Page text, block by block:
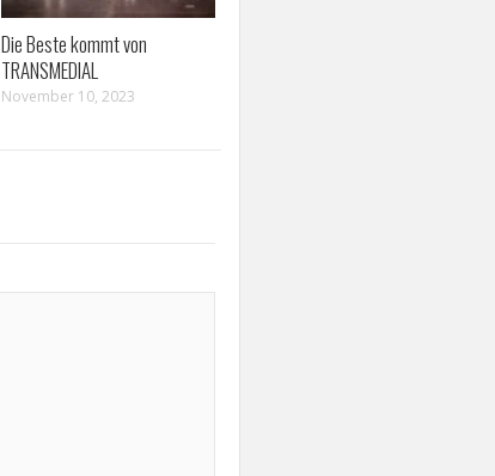
Die Beste kommt von
TRANSMEDIAL
November 10, 2023